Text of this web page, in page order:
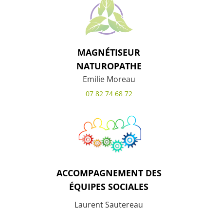
MAGNÉTISEUR
NATUROPATHE
Emilie Moreau
07 82 74 68 72
ACCOMPAGNEMENT DES
ÉQUIPES SOCIALES
Laurent Sautereau